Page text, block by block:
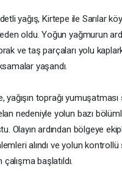
yağış, Kirtepe ile Sarılar
oldu. Yoğun yağmurun
ve taş parçaları yolu
yaşandı.
yağışın toprağı
nedeniyle yolun bazı
Olayın ardından bölgeye
alındı ve yolun kontrollü
başlatıldı.